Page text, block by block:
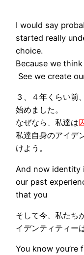
I would say
started really
choice.
Because we
See we create
３、４年くらい前
始めました。
なぜなら、私達は
私達自身のアイデ
けよう。
And now identity
our past
that you
そして今、私たち
イデンティティー
You know you’re